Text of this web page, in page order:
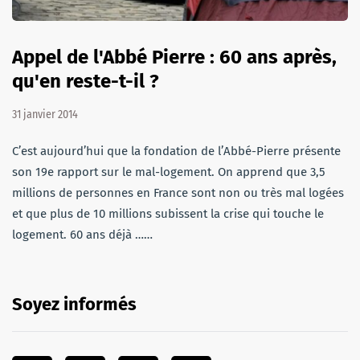
Appel de l'Abbé Pierre : 60 ans après,
qu'en reste-t-il ?
31 janvier 2014
C’est aujourd’hui que la fondation de l’Abbé-Pierre présente
son 19e rapport sur le mal-logement. On apprend que 3,5
millions de personnes en France sont non ou très mal logées
et que plus de 10 millions subissent la crise qui touche le
logement. 60 ans déjà ……
Soyez informés